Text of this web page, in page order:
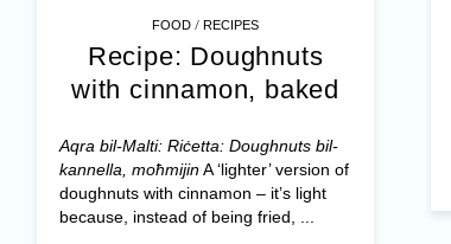
FOOD /RECIPES
Recipe: Doughnuts
with cinnamon, baked
Aqra bil-Malti: Riċetta: Doughnuts bil-
kannella, moħmijinA ‘lighter’ version of
doughnuts with cinnamon – it’s light
because, instead of being fried, ...